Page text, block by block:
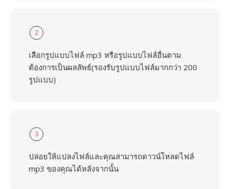
2
เลือกรูปแบบไฟล์ mp3 หรือรูปแบบไฟล์อื่นตาม
ต้องการเป็นผลลัพธ์(รองรับรูปแบบไฟล์มากกว่า 200
รูปแบบ)
3
ปล่อยให้แปลงไฟล์และคุณสามารถดาวน์โหลดไฟล์
mp3 ของคุณได้หลังจากนั้น